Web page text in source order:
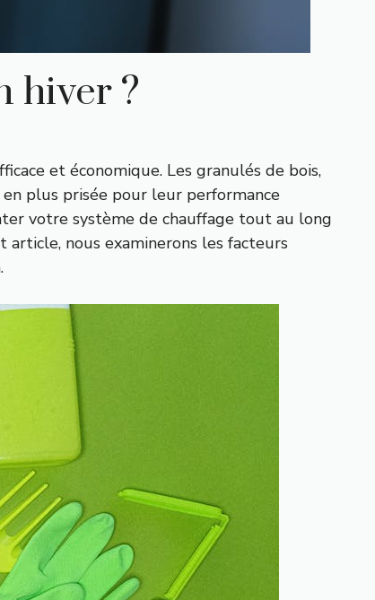
hiver ?
et économique. Les granulés de bois,
plus prisée pour leur performance
votre système de chauffage tout au long
article, nous examinerons les facteurs